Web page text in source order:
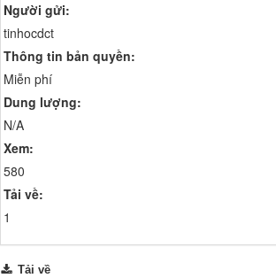
Người gửi:
tinhocdct
Thông tin bản quyền:
Miễn phí
Dung lượng:
N/A
Xem:
580
Tải về:
1
Tải về